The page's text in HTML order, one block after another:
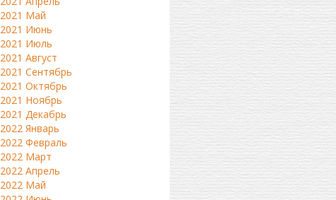
2021 Май
2021 Июнь
2021 Июль
2021 Август
2021 Сентябрь
2021 Октябрь
2021 Ноябрь
2021 Декабрь
2022 Январь
2022 Февраль
2022 Март
2022 Апрель
2022 Май